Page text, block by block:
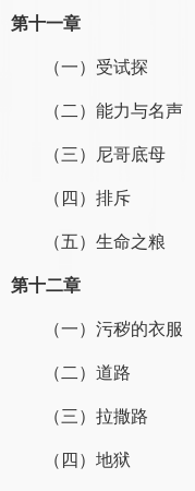
第十一章
（一）受试探
（二）能力与名声
（三）尼哥底母
（四）排斥
（五）生命之粮
第十二章
（一）污秽的衣服
（二）道路
（三）拉撒路
（四）地狱